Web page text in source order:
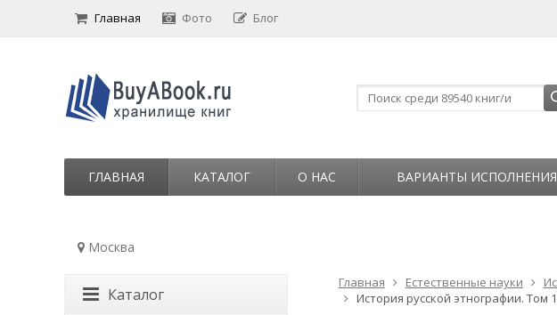
Главная Фото Блог
ГЛАВНАЯ КАТАЛОГ О НАС ВАРИАНТЫ ИСПОЛНЕНИЯ
Москва
Главная Естественные науки
История русской этнографии. Том
Каталог